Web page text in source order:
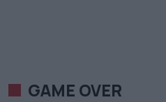
GAME OVER